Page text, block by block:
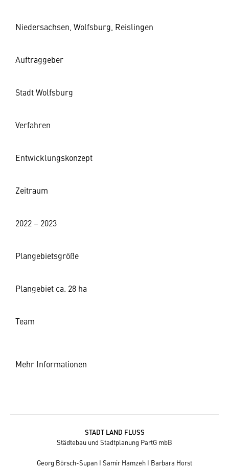
Niedersachsen, Wolfsburg, Reislingen
Auftraggeber
Stadt Wolfsburg
Verfahren
Entwicklungskonzept
Zeitraum
2022 – 2023
Plangebietsgröße
Plangebiet ca. 28 ha
Team
Mehr Informationen
STADT LAND FLUSS
Städtebau und Stadtplanung PartG mbB
Georg Börsch-Supan I Samir Hamzeh I Barbara Horst